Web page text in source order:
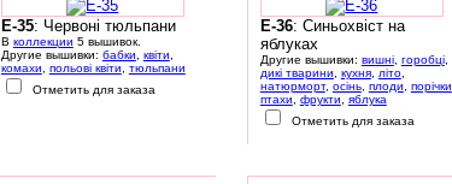
E-35: Червоні тюльпани
В коллекции 5 вышивок.
Другие вышивки: бабки квіти
комахи
польові квіти
тюльпани
Отметить для заказа
E-36: Синьохвіст на
яблуках
Другие вышивки: вишні, горобці,
дикі тварини
кухня, літо,
натюрморт, осінь, плоди порічки
птахи
фрукти
яблука
Отметить для заказа